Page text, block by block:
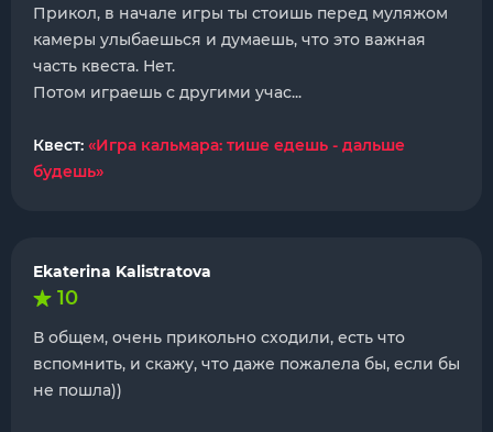
Прикол, в начале игры ты стоишь перед муляжом
камеры улыбаешься и думаешь, что это важная
часть квеста. Нет.
Потом играешь с другими учас...
Квест: «Игра кальмара: тише едешь - дальше
будешь»
Ekaterina Kalistratova
10
В общем, очень прикольно сходили, есть что
вспомнить, и скажу, что даже пожалела бы, если бы
не пошла))